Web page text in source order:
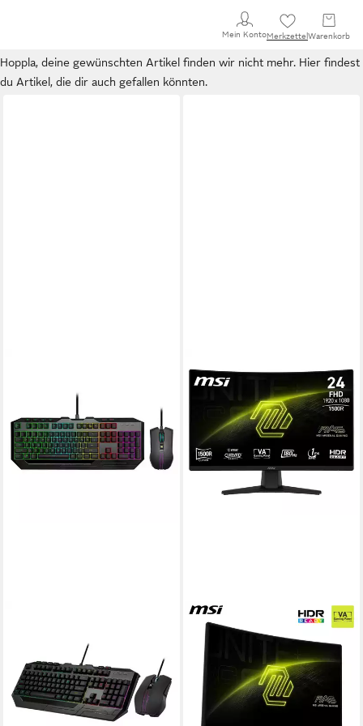
Mein KontoMerkzettel Warenkorb
Hoppla, deine gewünschten Artikel finden wir nicht mehr. Hier findest
du Artikel, die dir auch gefallen könnten.